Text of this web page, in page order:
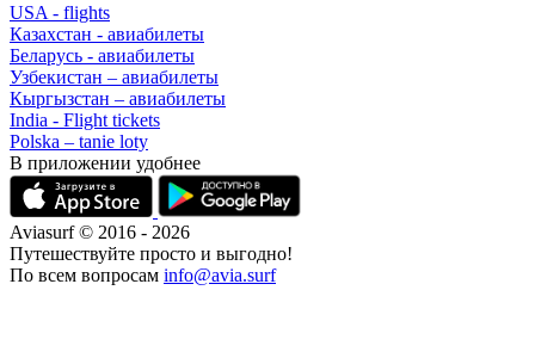
USA - flights
Казахстан - авиабилеты
Беларусь - авиабилеты
Узбекистан – авиабилеты
Кыргызстан – авиабилеты
India - Flight tickets
Polska – tanie loty
В приложении удобнее
Aviasurf © 2016 - 2026
Путешествуйте просто и выгодно!
По всем вопросам info@avia.surf